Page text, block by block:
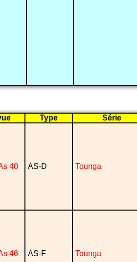
Type Série
40 AS-D Tounga
46 AS-F Tounga